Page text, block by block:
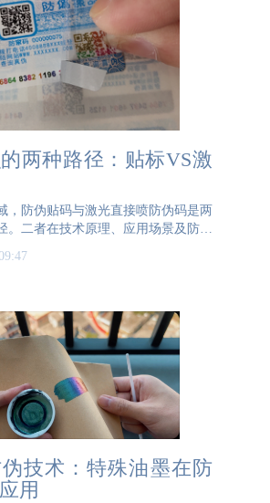
两种路径：贴标VS激
，防伪贴码与激光直接喷防伪码是两
。二者在技术原理、应用场景及防伪
体，通过粘贴、印刷等方式将包含加
技术：特殊油墨在防
用